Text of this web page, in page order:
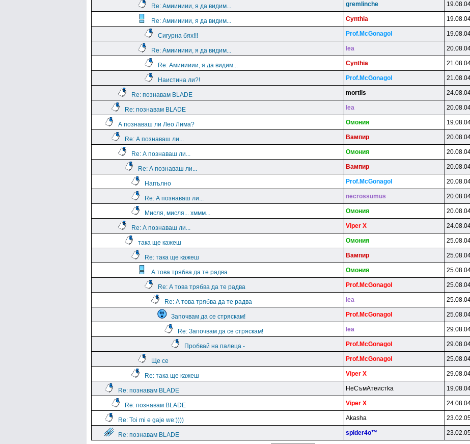
Re: Амииииии, я да видим... gremlinche
Re: Амииииии, я да видим... Cynthia
Сигурна бях!!! Prof.McGonagol
Re: Амииииии, я да видим... lea
Re: Амииииии, я да видим... Cynthia
Наистина ли?! Prof.McGonagol
Re: познавам BLADE mortiis
Re: познавам BLADE lea
А познаваш ли Лео Лима? Oмoния
Re: А познаваш ли... Baмпиp
Re: А познаваш ли... Oмoния
Re: А познаваш ли... Baмпиp
Напълно Prof.McGonagol
Re: А познаваш ли... necrossumus
Мисля, мисля... хммм... Oмoния
Re: А познаваш ли... Viper X
така ще кажеш Oмoния
Re: така ще кажеш Baмпиp
А това трябва да те радва Oмoния
Re: А това трябва да те радва Prof.McGonagol
Re: А това трябва да те радва lea
Започвам да се стряскам! Prof.McGonagol
Re: Започвам да се стряскам! lea
Пробвай на палеца - Prof.McGonagol
Ще се Prof.McGonagol
Re: така ще кажеш Viper X
Re: познавам BLADE HeCъмAтeиcтka
Re: познавам BLADE Viper X
Re: Toi mi e gaje we:)))) Akasha
Re: познавам BLADE spider4o™